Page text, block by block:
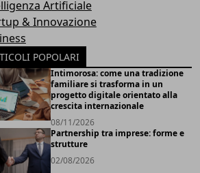
Artificiale
& Innovazione
POPOLARI
Intimorosa: come una tradizione
familiare si trasforma in un
progetto digitale orientato alla
crescita internazionale
08/11/2026
Partnership tra imprese: forme e
strutture
02/08/2026